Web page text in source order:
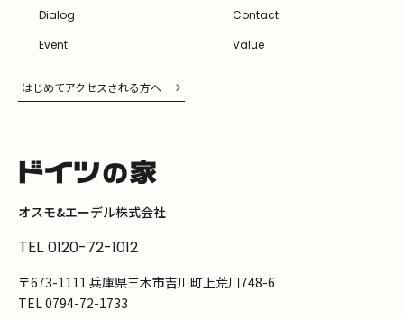
Dialog
Contact
Event
Value
はじめてアクセスされる方へ
オスモ&エーデル株式会社
TEL0120-72-1012
〒673-1111 兵庫県三木市吉川町上荒川748-6
TEL0794-72-1733